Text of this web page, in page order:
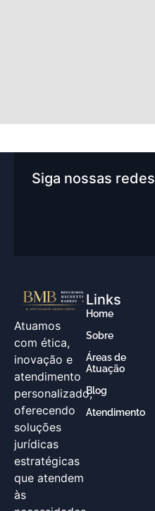
Siga nossas redes
Atuamos
com ética,
inovação e
atendimento
personalizado,
oferecendo
soluções
jurídicas
estratégicas
que atendem
às
Links
Home
Sobre
Áreas de
Atuação
Blog
Atendimento